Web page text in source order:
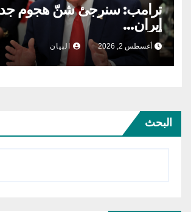
ترامب: سنرجئ شنّ هجوم
إيران…
أغسطس 2, 2026 البيان
البحث